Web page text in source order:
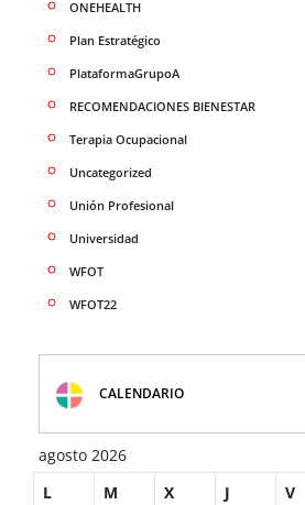
ONEHEALTH
Plan Estratégico
PlataformaGrupoA
RECOMENDACIONES BIENESTAR
Terapia Ocupacional
Uncategorized
Unión Profesional
Universidad
WFOT
WFOT22
CALENDARIO
agosto 2026
L
M X J V